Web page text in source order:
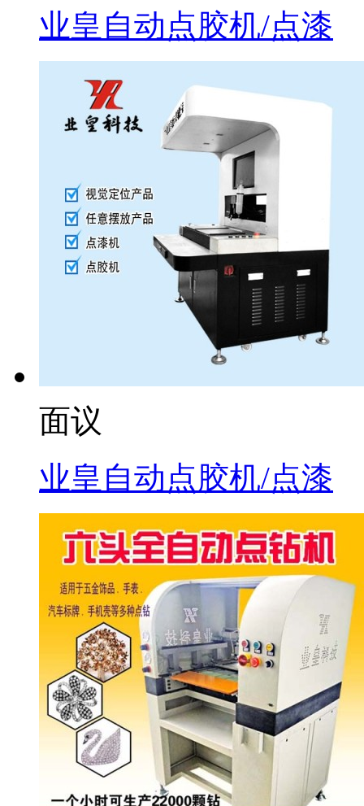
业皇自动点胶机/点漆
面议
业皇自动点胶机/点漆